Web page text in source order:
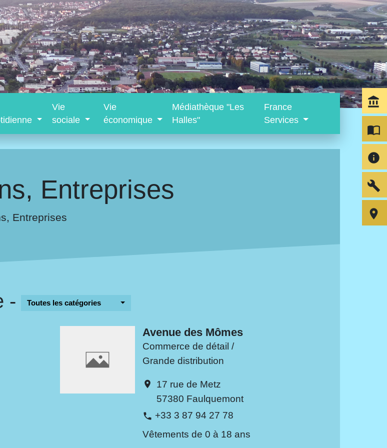
Vie
sociale
Vie
économique
Médiathèque "Les
Halles"
France
Services
Entreprises
Entreprises
- Toutes les catégories
Avenue des Mômes
Commerce de détail /
Grande distribution
location_on
17 rue de Metz
57380 Faulquemont
phone +33 3 87 94 27 78
Vêtements de 0 à 18 ans
account_balance
import_contacts
info
build
room